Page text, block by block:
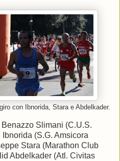
con Ibnorida, Stara e Abdelkader.
Benazzo Slimani (C.U.S.
Ibnorida (S.G. Amsicora
Stara (Marathon Club
Abdelkader (Atl. Civitas